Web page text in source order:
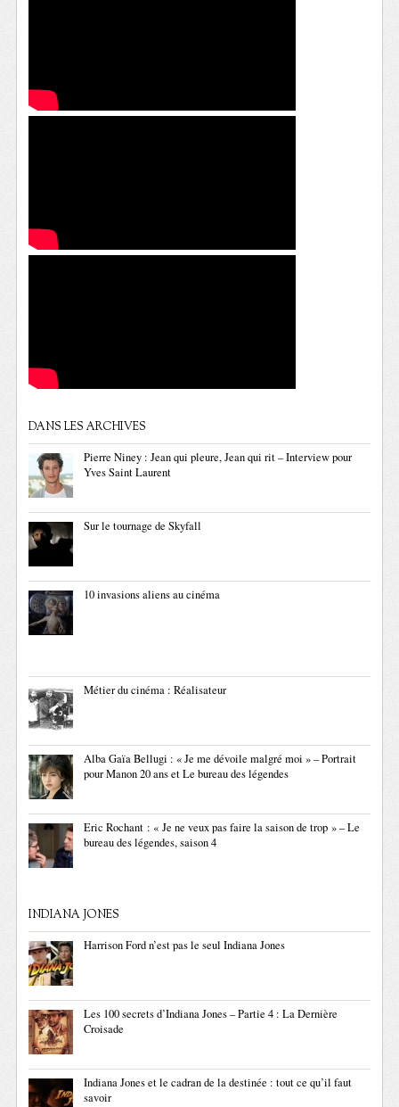
DANS LES ARCHIVES
Pierre Niney : Jean qui pleure, Jean qui rit – Interview pour
Yves Saint Laurent
Sur le tournage de Skyfall
10 invasions aliens au cinéma
Métier du cinéma : Réalisateur
Alba Gaïa Bellugi : « Je me dévoile malgré moi » – Portrait
pour Manon 20 ans et Le bureau des légendes
Eric Rochant : « Je ne veux pas faire la saison de trop » – Le
bureau des légendes, saison 4
INDIANA JONES
Harrison Ford n’est pas le seul Indiana Jones
Les 100 secrets d’Indiana Jones – Partie 4 : La Dernière
Croisade
Indiana Jones et le cadran de la destinée : tout ce qu’il faut
savoir